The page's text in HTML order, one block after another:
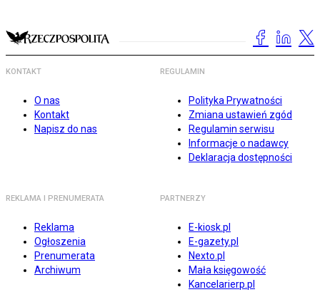
KONTAKT
O nas
Kontakt
Napisz do nas
REGULAMIN
Polityka Prywatności
Zmiana ustawień zgód
Regulamin serwisu
Informacje o nadawcy
Deklaracja dostępności
REKLAMA I PRENUMERATA
Reklama
Ogłoszenia
Prenumerata
Archiwum
PARTNERZY
E-kiosk.pl
E-gazety.pl
Nexto.pl
Mała księgowość
Kancelarierp.pl